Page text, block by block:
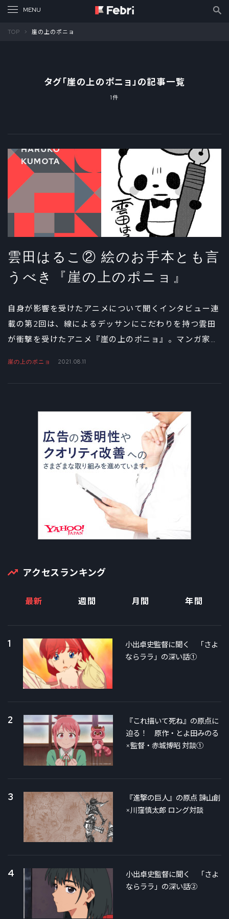
TOP 崖の上のポニョ
タグ「崖の上のポニョ」の記事一覧
1件
雲田はるこ② 絵のお手本とも言
うべき『崖の上のポニョ』
自身が影響を受けたアニメについて聞くインタビュー連
載の第2回は、線によるデッサンにこだわりを持つ雲田
が衝撃を受けたアニメ『崖の上のポニョ』。マンガ家な
崖の上のポニョ 2021.08.11
アクセスランキング
最新 週間 月間 年間
1
小出卓史監督に聞く 「さよ
ならララ」の深い話①
2
『これ描いて死ね』の原点に
迫る！ 原作・とよ田みのる
×監督・赤城博昭 対談①
3
『進撃の巨人』の原点 諫山創
×川窪慎太郎 ロング対談
4
小出卓史監督に聞く 「さよ
ならララ」の深い話②